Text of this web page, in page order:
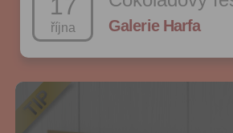
17
října Galerie Harfa